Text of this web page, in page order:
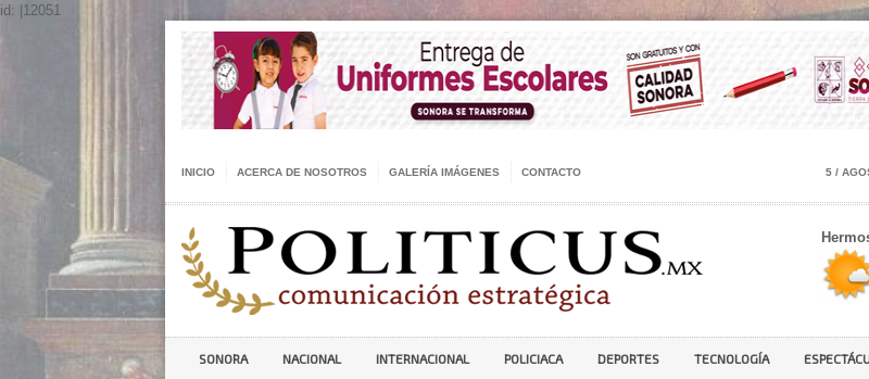
id: |12051
INICIO ACERCA DE NOSOTROS GALERÍA IMÁGENES CONTACTO 5 /
SONORA NACIONAL INTERNACIONAL POLICIACA DEPORTES TECNOLOGÍA